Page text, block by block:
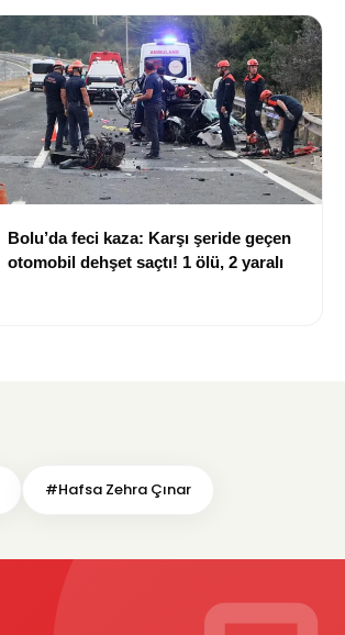
Bolu’da feci kaza: Karşı şeride geçen
otomobil dehşet saçtı! 1 ölü, 2 yaralı
#Hafsa Zehra Çınar